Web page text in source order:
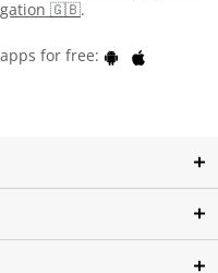
🇬🇧.
for free: